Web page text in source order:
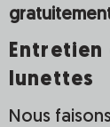
Entretien
lunettes
Nous